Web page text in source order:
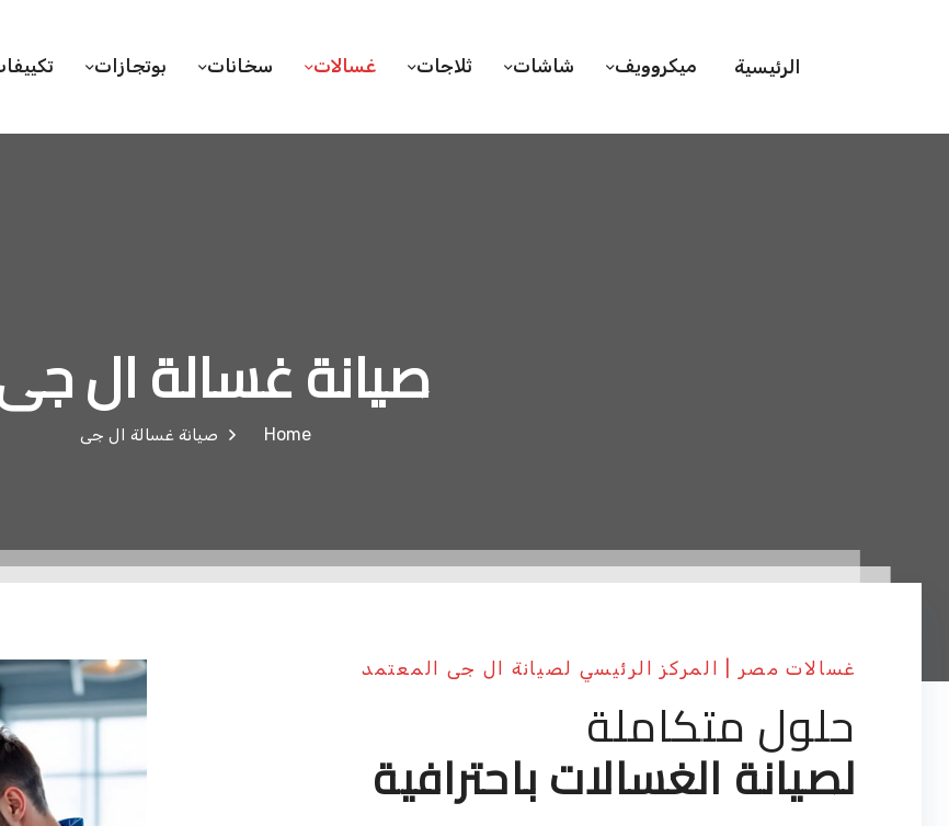
الرئيسية ميكروويف شاشات ثلاجات غسالات سخانات بوتجازات
صيانة غسالة ال
Home صيانة غسالة ال جى
غسالات مصر | المركز الرئيسي لصيانة ال جى المعتمد
حلول متكاملة
لصيانة الغسالات باحترافية